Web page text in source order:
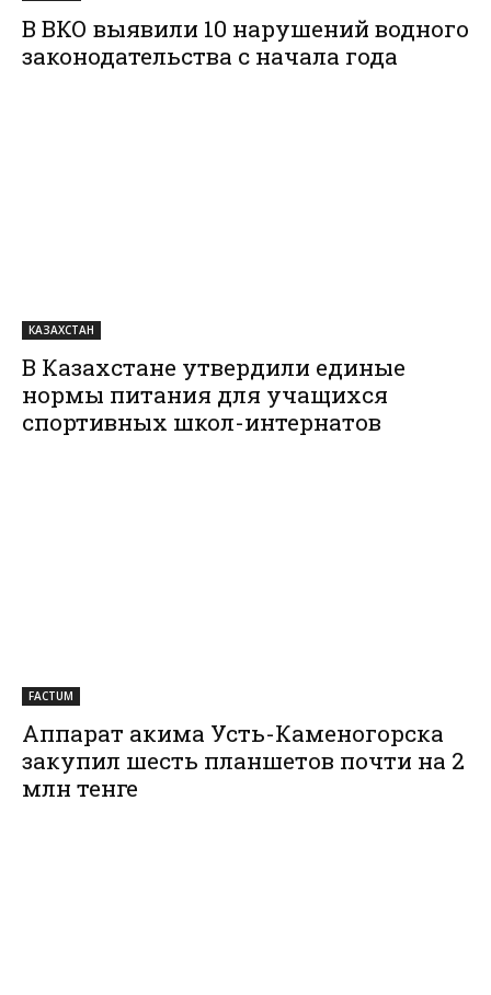
В ВКО выявили 10 нарушений водного
законодательства с начала года
КАЗАХСТАН
В Казахстане утвердили единые
нормы питания для учащихся
спортивных школ-интернатов
FACTUM
Аппарат акима Усть-Каменогорска
закупил шесть планшетов почти на 2
млн тенге